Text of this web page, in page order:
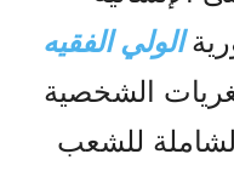
الولي الفقيه
الشخصية
للشعب